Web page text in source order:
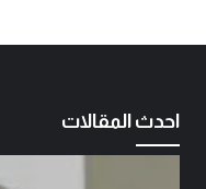
احدث المقالات